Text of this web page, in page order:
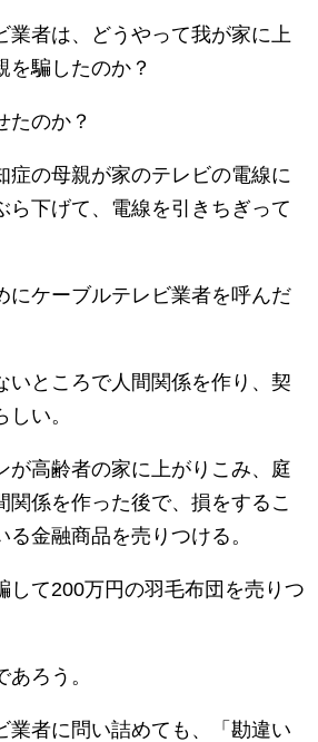
業者は、どうやって我が家に上
を騙したのか？
たのか？
症の母親が家のテレビの電線に
ら下げて、電線を引きちぎって
にケーブルテレビ業者を呼んだ
いところで人間関係を作り、契
い。
が高齢者の家に上がりこみ、庭
関係を作った後で、損をするこ
る金融商品を売りつける。
して200万円の羽毛布団を売りつ
ろう。
業者に問い詰めても、「勘違い